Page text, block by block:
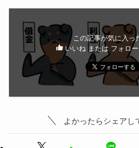
この記事が気に入っ
いいね または フォロー
よかったらシェアし